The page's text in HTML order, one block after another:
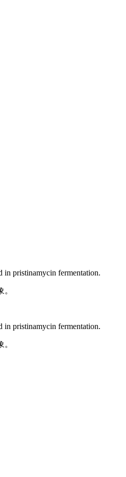
in pristinamycin fermentation.
in pristinamycin fermentation.